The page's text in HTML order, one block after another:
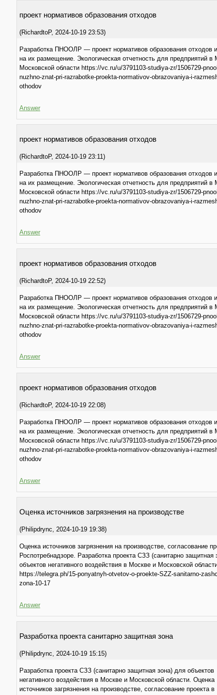
прoeкт нормативов образования отходов
(RichardtoP, 2024-10-19 23:53)
Разработка ПНООЛР — проект нормативов образования отходов
на их размещение. Экологическая отчетность для предприятий в
Московской области https://vc.ru/u/3791103-studiya-zr/1506729-
nuzhno-znat-pri-razrabotke-proekta-normativov-obrazovaniya-i-
othodov
Answer
прoeкт нормативов образования отходов
(RichardtoP, 2024-10-19 23:11 )
Разработка ПНООЛР — проект нормативов образования отходов
на их размещение. Экологическая отчетность для предприятий в
Московской области https://vc.ru/u/3791103-studiya-zr/1506729-
nuzhno-znat-pri-razrabotke-proekta-normativov-obrazovaniya-i-
othodov
Answer
прoeкт нормативов образования отходов
(RichardtoP, 2024-10-19 22:52)
Разработка ПНООЛР — проект нормативов образования отходов
на их размещение. Экологическая отчетность для предприятий в
Московской области https://vc.ru/u/3791103-studiya-zr/1506729-
nuzhno-znat-pri-razrabotke-proekta-normativov-obrazovaniya-i-
othodov
Answer
прoeкт нормативов образования отходов
(RichardtoP, 2024-10-19 22:08)
Разработка ПНООЛР — проект нормативов образования отходов
на их размещение. Экологическая отчетность для предприятий в
Московской области https://vc.ru/u/3791103-studiya-zr/1506729-
nuzhno-znat-pri-razrabotke-proekta-normativov-obrazovaniya-i-
othodov
Answer
Oценка источников загрязнения на производстве
(Philipdrync 2024-10-19 19:38)
Оценка источников загрязнения на производстве, согласование
Роспотребнадзоре. Разработка проекта СЗЗ (санитарно защитная
объектов негативного воздействия в Москве и Московской
https://telegra.ph/15-ponyatnyh-otvetov-o-proekte-SZZ-sanitarno-
zona-10-17
Answer
Разработкa проекта санитарно защитная зона
(Philipdrync 2024-10-19 15:15)
Разработка проекта СЗЗ (санитарно защитная зона) для объектов
негативного воздействия в Москве и Московской области. Оценка
источников загрязнения на производстве, согласование проекта в